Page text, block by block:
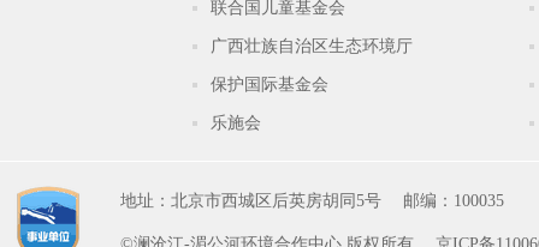
联合国儿童基金会
广西壮族自治区生态环境厅
保护国际基金会
乐施会
地址：北京市西城区后英房胡同5号 邮编：100035